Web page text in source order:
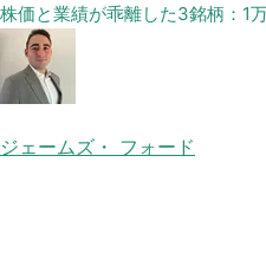
株価と業績が乖離した3銘柄：1
ジェームズ・ フォード